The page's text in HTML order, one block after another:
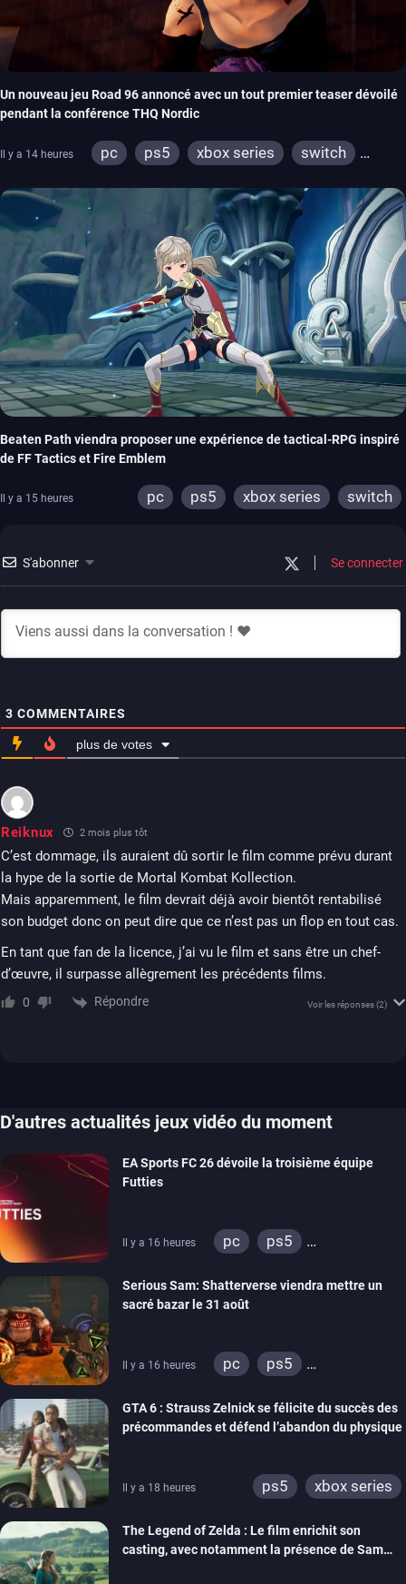
Un nouveau jeu Road 96 annoncé avec un tout premier teaser dévoilé
pendant la conférence THQ Nordic
Il y a 14 heures pc ps5 xbox series
switch
Beaten Path viendra proposer une expérience de tactical-RPG inspiré
de FF Tactics et Fire Emblem
Il y a 15 heures pc ps5 xbox series switch
S'abonner Se connecter
3 COMMENTAIRES
plus de votes
Reiknux 2 mois plus tôt
C’est dommage, ils auraient dû sortir le film comme prévu durant
la hype de la sortie de Mortal Kombat Kollection.
Mais apparemment, le film devrait déjà avoir bientôt rentabilisé
son budget donc on peut dire que ce n’est pas un flop en tout cas.
En tant que fan de la licence, j’ai vu le film et sans être un chef-
d’œuvre, il surpasse allègrement les précédents films.
0 Répondre Voir les réponses(2)
D'autres actualités jeux vidéo du moment
EA Sports FC 26 dévoile la troisième équipe
Futties
Il y a 16 heures pc
ps5
ps4
xbox one
switch 2
Serious Sam: Shatterverse viendra mettre un
sacré bazar le 31 août
Il y a 16 heures pc
ps5
GTA 6 : Strauss Zelnick se félicite du succès des
précommandes et défend l’abandon du physique
Il y a 18 heures ps5 xbox series
The Legend of Zelda : Le film enrichit son
casting, avec notamment la présence de Sam